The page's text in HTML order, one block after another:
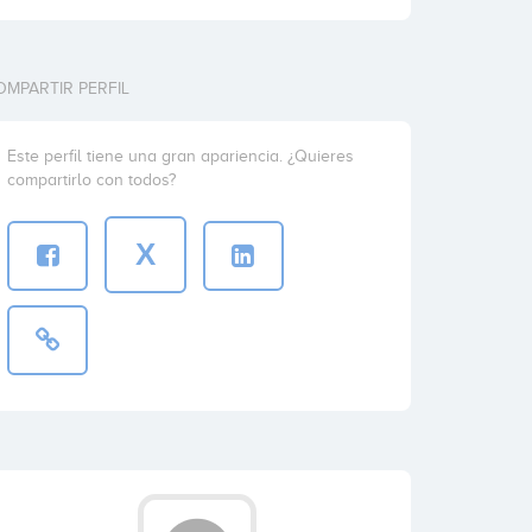
PERFIL
Este perfil tiene una gran apariencia. ¿Quieres
compartirlo con todos?
X